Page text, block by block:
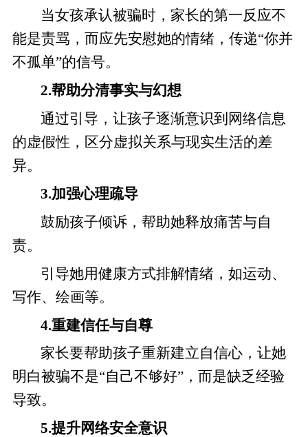
当女孩承认被骗时，家长的第一反应不
能是责骂，而应先安慰她的情绪，传递“你并
不孤单”的信号。
2.帮助分清事实与幻想
通过引导，让孩子逐渐意识到网络信息
的虚假性，区分虚拟关系与现实生活的差
异。
3.加强心理疏导
鼓励孩子倾诉，帮助她释放痛苦与自
责。
引导她用健康方式排解情绪，如运动、
写作、绘画等。
4.重建信任与自尊
家长要帮助孩子重新建立自信心，让她
明白被骗不是“自己不够好”，而是缺乏经验
导致。
5.提升网络安全意识